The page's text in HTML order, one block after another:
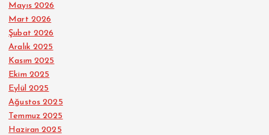
Mayıs 2026
Mart 2026
Şubat 2026
Aralık 2025
Kasım 2025
Ekim 2025
Eylül 2025
Ağustos 2025
Temmuz 2025
Haziran 2025